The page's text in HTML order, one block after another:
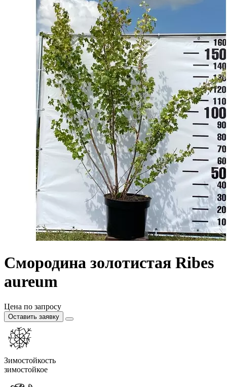
Смородина золотистая Ribes
aureum
Цена по запросу
Оставить заявку
Зимостойкость
зимостойкое